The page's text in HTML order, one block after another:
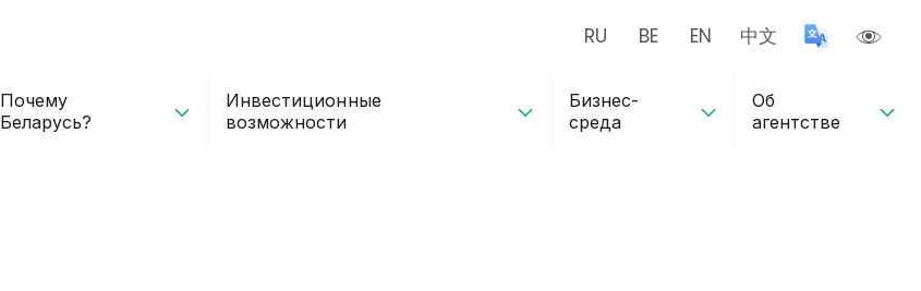
RU BE EN 中文
Почему
Беларусь?
Инвестиционные
возможности
Бизнес-
среда
Об
агентстве